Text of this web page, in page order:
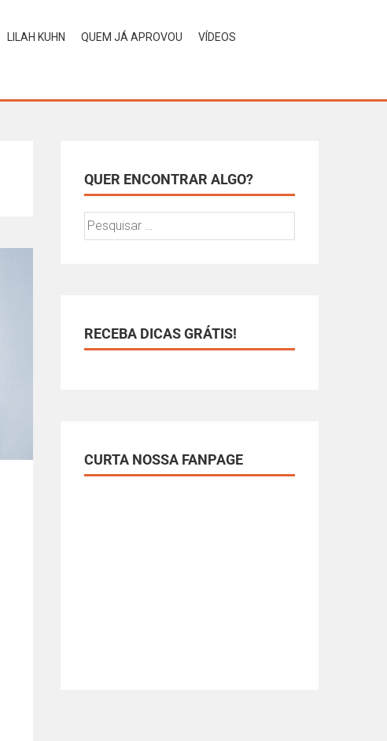
LILAH KUHN QUEM JÁ APROVOU
VÍDEOS
QUER ENCONTRAR ALGO?
RECEBA DICAS GRÁTIS!
CURTA NOSSA FANPAGE